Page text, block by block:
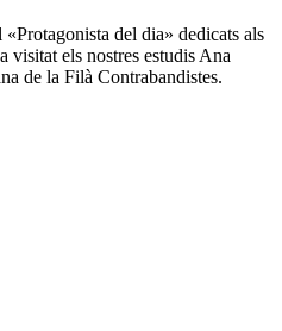
del dia» dedicats als
visitat els nostres estudis Ana
de la Filà Contrabandistes.